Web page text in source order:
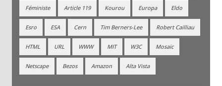
Féministe Article 119 Kourou Europa Eldo
Esro ESA Cern Tim Berners-Lee Robert Cailliau
HTML URL WWW MIT W3C Mosaic
Netscape Bezos Amazon Alta Vista